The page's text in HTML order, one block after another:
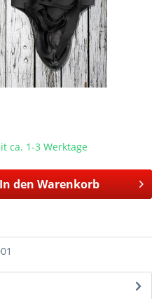
ca. 1-3 Werktage
In den Warenkorb